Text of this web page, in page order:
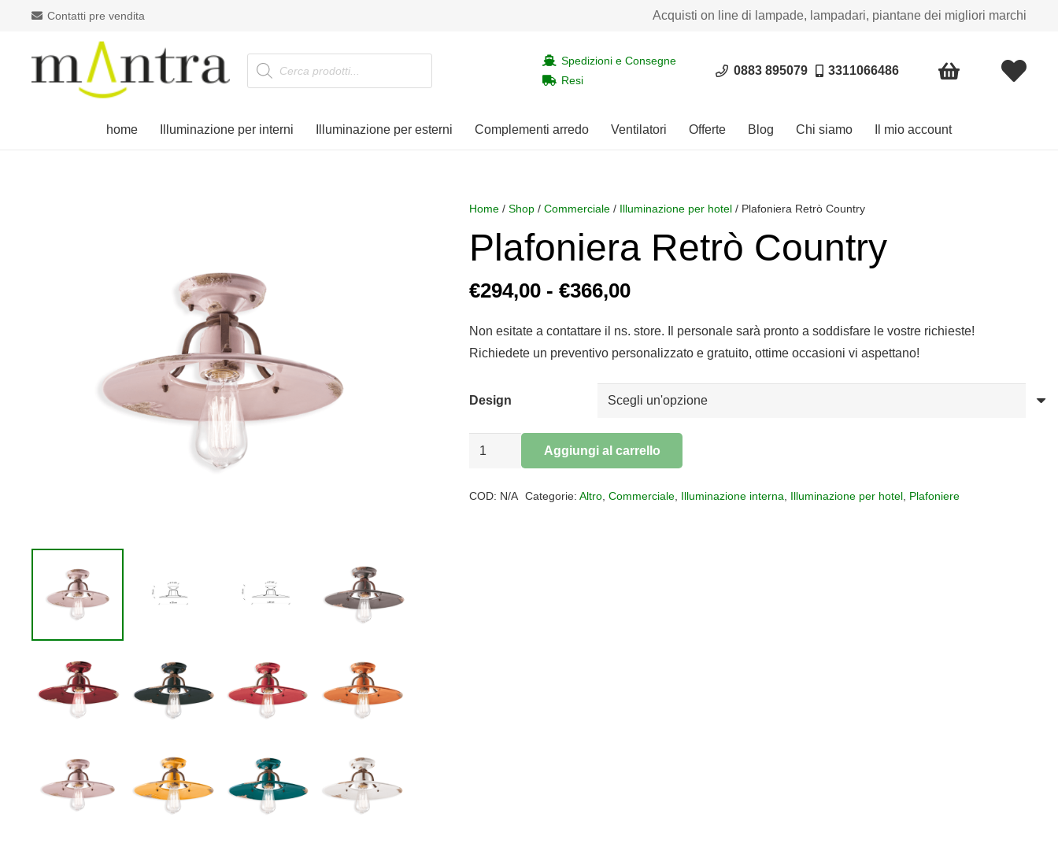
Contatti pre vendita Acquisti on line di lampade, lampadari, piantane dei migliori marchi
Products
search
Spedizioni e Consegne
Resi
0883 895079 3311066486
home Illuminazione per interni Illuminazione per esterni Complementi arredo Ventilatori Offerte Blog Chi siamo Il mio account
Home /Shop /Commerciale / Illuminazione per hotel / Plafoniera Retrò Country
Plafoniera Retrò Country
€294,00 - €366,00Fascia
prezzo:
da
a
Non esitate a contattare il ns. store. Il personale sarà pronto a soddisfare le vostre richieste!
Richiedete un preventivo personalizzato e gratuito, ottime occasioni vi aspettano!
Design
Plafoniera
Aggiungi al carrello
COD: N/A Categorie: Altro, Commerciale, Illuminazione interna Illuminazione per hotel, Plafoniere